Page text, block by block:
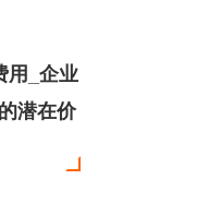
用_企业
潜在价